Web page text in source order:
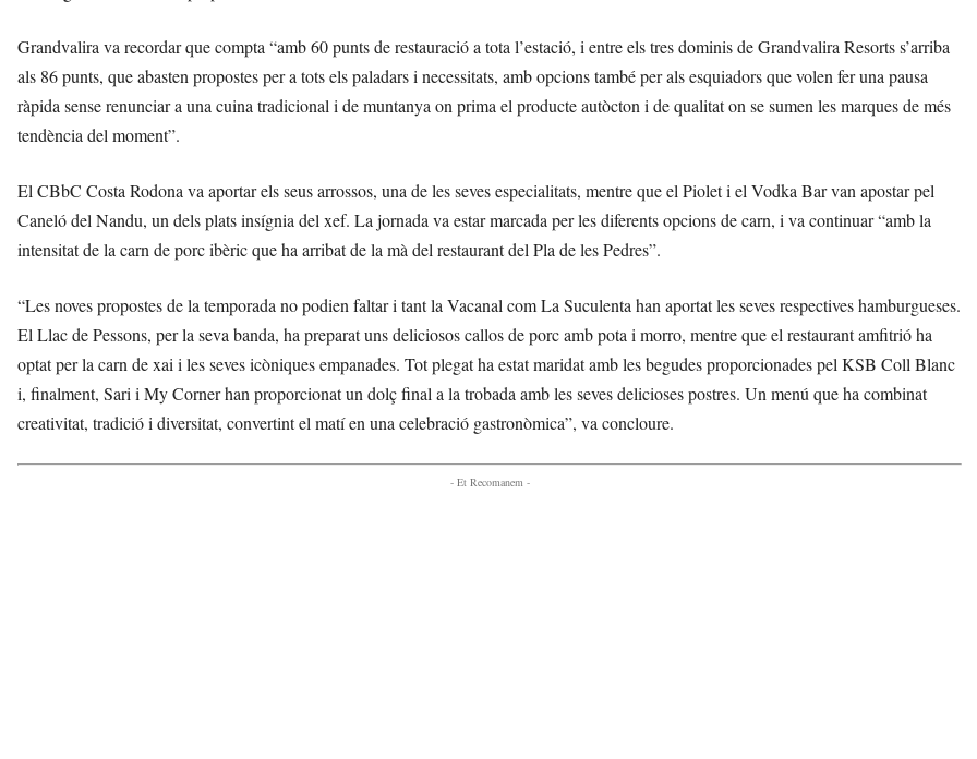
Grandvalira va recordar que compta “amb 60 punts de restauració a tota l’estació, i entre els tres dominis de Grandvalira Resorts s’arriba
als 86 punts, que abasten propostes per a tots els paladars i necessitats, amb opcions també per als esquiadors que volen fer una pausa
ràpida sense renunciar a una cuina tradicional i de muntanya on prima el producte autòcton i de qualitat on se sumen les marques de més
tendència del moment”.
El CBbC Costa Rodona va aportar els seus arrossos, una de les seves especialitats, mentre que el Piolet i el Vodka Bar van apostar pel
Caneló del Nandu, un dels plats insígnia del xef. La jornada va estar marcada per les diferents opcions de carn, i va continuar “amb la
intensitat de la carn de porc ibèric que ha arribat de la mà del restaurant del Pla de les Pedres”.
“Les noves propostes de la temporada no podien faltar i tant la Vacanal com La Suculenta han aportat les seves respectives hamburgueses.
El Llac de Pessons, per la seva banda, ha preparat uns deliciosos callos de porc amb pota i morro, mentre que el restaurant amfitrió ha
optat per la carn de xai i les seves icòniques empanades. Tot plegat ha estat maridat amb les begudes proporcionades pel KSB Coll Blanc
i, finalment, Sari i My Corner han proporcionat un dolç final a la trobada amb les seves delicioses postres. Un menú que ha combinat
creativitat, tradició i diversitat, convertint el matí en una celebració gastronòmica”, va concloure.
- Et Recomanem -